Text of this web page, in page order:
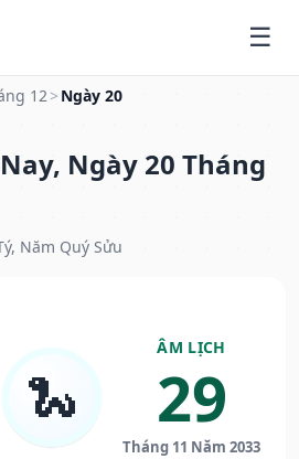
12> Ngày 20
Ngày 20 Tháng
Năm Quý Sửu
🐍
ÂM LỊCH
29
Tháng 11 Năm 2033